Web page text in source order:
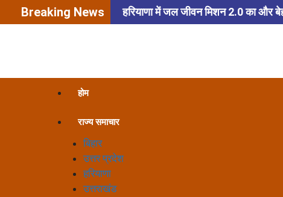
Breaking News हरियाणा में जल जीवन मिशन 2.0 का और
होम
राज्य समाचार
बिहार
उत्तर प्रदेश
हरियाणा
उत्तराखंड